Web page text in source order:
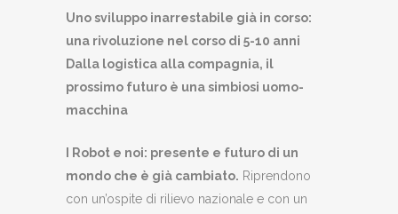
Uno sviluppo inarrestabile già in corso:
una rivoluzione nel corso di 5-10 anni
Dalla logistica alla compagnia, il
prossimo futuro è una simbiosi uomo-
macchina
I Robot e noi: presente e futuro di un
mondo che è già cambiato. Riprendono
con un’ospite di rilievo nazionale e con un